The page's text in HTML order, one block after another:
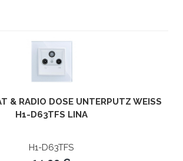
& RADIO DOSE UNTERPUTZ WEISS H
1-D63TFS LINA
H1-D63TFS